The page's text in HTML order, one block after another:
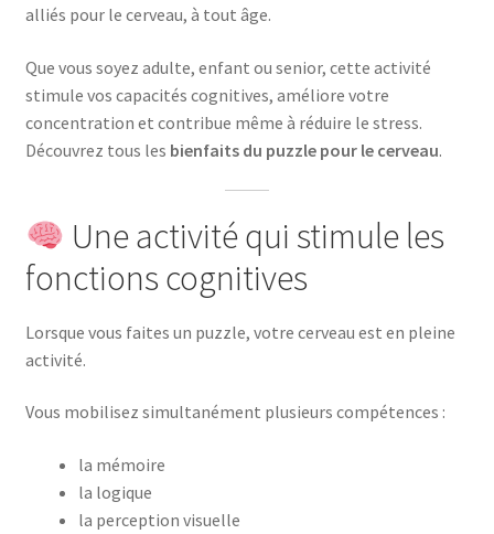
alliés pour le cerveau, à tout âge.
Que vous soyez adulte, enfant ou senior, cette activité
stimule vos capacités cognitives, améliore votre
concentration et contribue même à réduire le stress.
Découvrez tous les bienfaits du puzzle pour le cerveau.
Une activité qui stimule les
fonctions cognitives
Lorsque vous faites un puzzle, votre cerveau est en pleine
activité.
Vous mobilisez simultanément plusieurs compétences :
la mémoire
la logique
la perception visuelle